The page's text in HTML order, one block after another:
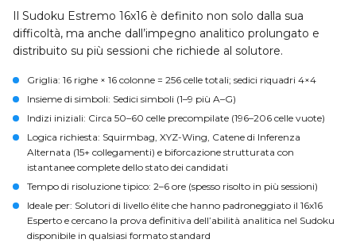
Il Sudoku Estremo 16x16 è definito non solo dalla sua
difficoltà, ma anche dall’impegno analitico prolungato e
distribuito su più sessioni che richiede al solutore.
Griglia: 16 righe × 16 colonne = 256 celle totali; sedici riquadri 4×4
Insieme di simboli: Sedici simboli (1–9 più A–G)
Indizi iniziali: Circa 50–60 celle precompilate (196–206 celle vuote)
Logica richiesta: Squirmbag, XYZ-Wing, Catene di Inferenza
Alternata (15+ collegamenti) e biforcazione strutturata con
istantanee complete dello stato dei candidati
Tempo di risoluzione tipico: 2–6 ore (spesso risolto in più sessioni)
Ideale per: Solutori di livello élite che hanno padroneggiato il 16x16
Esperto e cercano la prova definitiva dell’abilità analitica nel Sudoku
disponibile in qualsiasi formato standard